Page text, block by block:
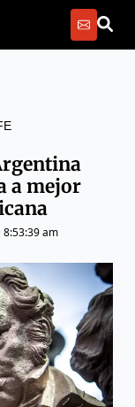
a mejor
8:53:39 am